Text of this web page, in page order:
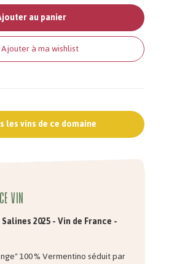
au panier
Ajouter à ma wishlist
les vins de ce domaine
vin
2025 - Vin de France -
100 % Vermentino séduit par